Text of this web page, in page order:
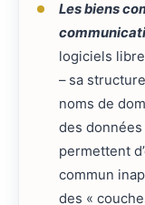
Les biens
logiciels
– sa
noms de
des
permettent
commun
des «